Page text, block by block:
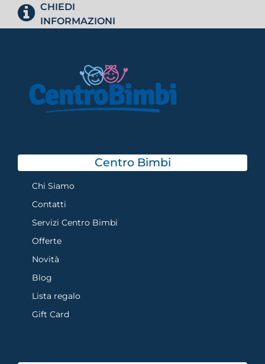
CHIEDI
INFORMAZIONI
Centro Bimbi
Chi Siamo
Contatti
Servizi Centro Bimbi
Offerte
Novità
Blog
Lista regalo
Gift Card